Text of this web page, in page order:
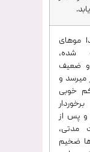
موهای
شده،
و ضعیف
میرسد و
خوبی
پس از
مدتی،
ضخیم